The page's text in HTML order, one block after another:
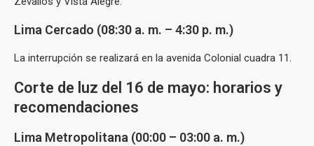
Lima Cercado (08:30 a. m. – 4:30 p. m.)
La interrupción se realizará en la avenida Colonial cuadra 11.
Corte de luz del 16 de mayo: horarios y
recomendaciones
Lima Metropolitana (00:00 – 03:00 a. m.)